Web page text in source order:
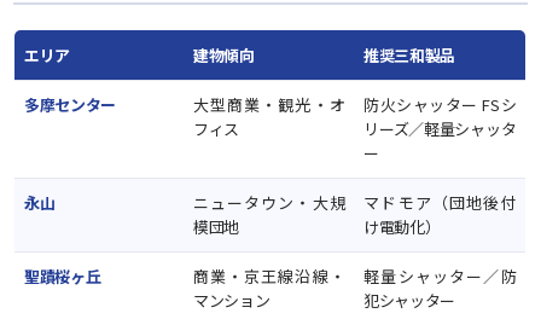
エリア 建物傾向 推奨三和製品
多摩センター
大型商業・観光・オ
フィス
防火シャッター FSシ
リーズ／軽量シャッタ
ー
永山
ニュータウン・大規
模団地
マドモア（団地後付
け電動化）
聖蹟桜ヶ丘
商業・京王線沿線・
マンション
軽量シャッター／防
犯シャッター